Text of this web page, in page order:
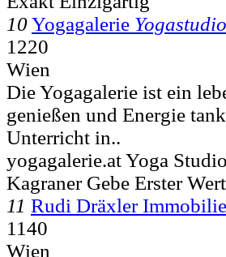
10Yogagalerie Yogastudio
1220
Wien
Die Yogagalerie ist ein
genießen und Energie
Unterricht in..
yogagalerie.at Yoga
Kagraner Gebe Erster
11 Rudi Dräxler
1140
Wien